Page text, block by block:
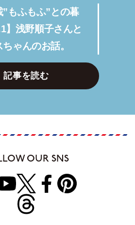
”もふもふ”との暮
】浅野順子さんと
ゃんのお話。
記事を読む
OUR SNS